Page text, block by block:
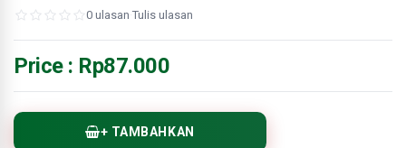
0 ulasan Tulis ulasan
Price : Rp87.000
+ TAMBAHKAN